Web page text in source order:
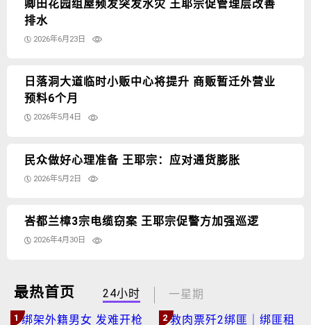
卿田花园组屋频发突发水灾 王耶宗促管理层改善
排水
2026年6月23日
日落洞大道临时小贩中心将提升 商贩暂迁外营业
预料6个月
2026年5月4日
民众做好心理准备 王耶宗：应对通货膨胀
2026年5月2日
峇都兰樟3宗电缆窃案 王耶宗促警方加强巡逻
2026年4月30日
最热首页 24小时 一星期
1 2